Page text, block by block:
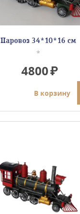
Паровоз 34*10*16 см
*
4800
В корзину